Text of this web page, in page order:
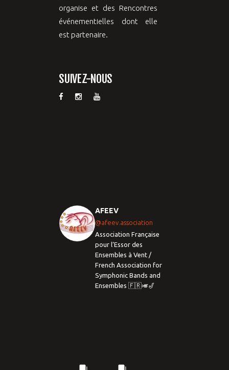
organise et des Rencontres
événementielles dont elle
est partenaire.
SUIVEZ-NOUS
AFEEV
@afeev.association
Association Française
pour l’Essor des
Ensembles à Vent /
French Association for
Symphonic Bands and
Ensembles 🇫🇷🎺🎷